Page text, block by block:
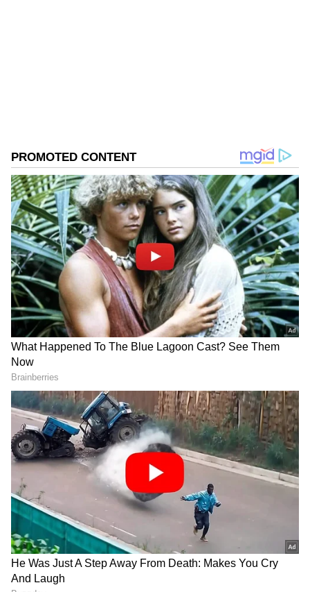
DOWNLOAD APP